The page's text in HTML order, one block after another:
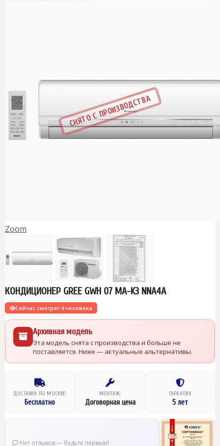
Zoom
КОНДИЦИОНЕР GREE GWH 07 MA-K3 NNA4A
Сейчас смотрят:4 человека
Архивная модель
Эта модель снята с производства и больше не
поставляется. Ниже — актуальные альтернативы.
ДОСТАВКА ПО МОСКВЕ:
Бесплатно
МОНТАЖ:
Договорная цена
ГАРАНТИЯ
5 лет
Нет отзывов — будьте первым!